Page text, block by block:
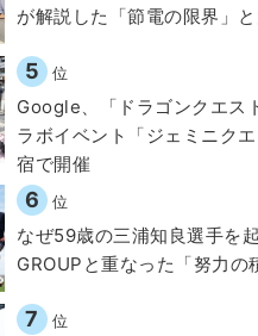
が解説した「節電の限界」
5 位
Google、「ドラゴンクエス
ラボイベント「ジェミニク
宿で開催
6 位
なぜ59歳の三浦知良選手を
GROUPと重なった「努力の
7 位